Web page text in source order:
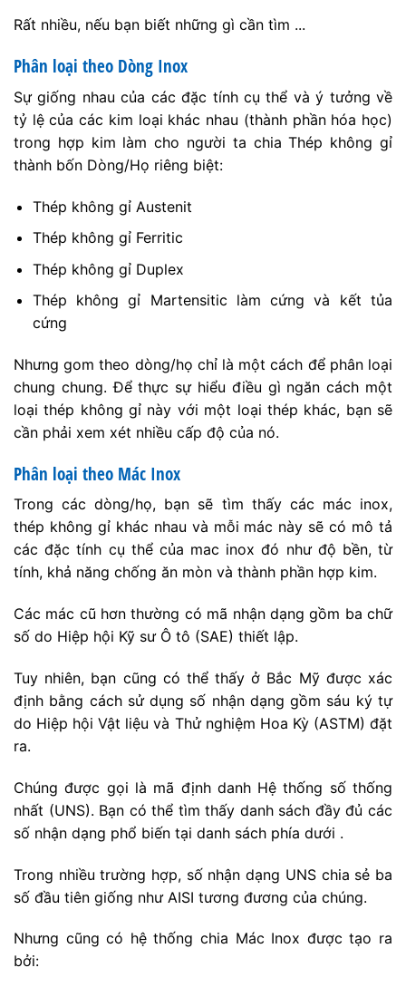
Rất nhiều, nếu bạn biết những gì cần tìm ...
Phân loại theo Dòng Inox
Sự giống nhau của các đặc tính cụ thể và ý tưởng về
tỷ lệ của các kim loại khác nhau (thành phần hóa học)
trong hợp kim làm cho người ta chia Thép không gỉ
thành bốn Dòng/Họ riêng biệt:
Thép không gỉ Austenit
Thép không gỉ Ferritic
Thép không gỉ Duplex
Thép không gỉ Martensitic làm cứng và kết tủa
cứng
Nhưng gom theo dòng/họ chỉ là một cách để phân loại
chung chung. Để thực sự hiểu điều gì ngăn cách một
loại thép không gỉ này với một loại thép khác, bạn sẽ
cần phải xem xét nhiều cấp độ của nó.
Phân loại theo Mác Inox
Trong các dòng/họ, bạn sẽ tìm thấy các mác inox,
thép không gỉ khác nhau và mỗi mác này sẽ có mô tả
các đặc tính cụ thể của mac inox đó như độ bền, từ
tính, khả năng chống ăn mòn và thành phần hợp kim.
Các mác cũ hơn thường có mã nhận dạng gồm ba chữ
số do Hiệp hội Kỹ sư Ô tô (SAE) thiết lập.
Tuy nhiên, bạn cũng có thể thấy ở Bắc Mỹ được xác
định bằng cách sử dụng số nhận dạng gồm sáu ký tự
do Hiệp hội Vật liệu và Thử nghiệm Hoa Kỳ (ASTM) đặt
ra.
Chúng được gọi là mã định danh Hệ thống số thống
nhất (UNS). Bạn có thể tìm thấy danh sách đầy đủ các
số nhận dạng phổ biến tại danh sách phía dưới .
Trong nhiều trường hợp, số nhận dạng UNS chia sẻ ba
số đầu tiên giống như AISI tương đương của chúng.
Nhưng cũng có hệ thống chia Mác Inox được tạo ra
bởi: